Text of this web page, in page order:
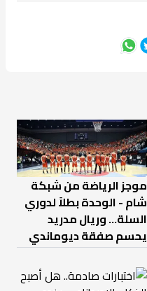
موجز الرياضة من شبكة
شام - الوحدة بطلاً لدوري
السلة... وريال مدريد
يحسم صفقة ديوماندي